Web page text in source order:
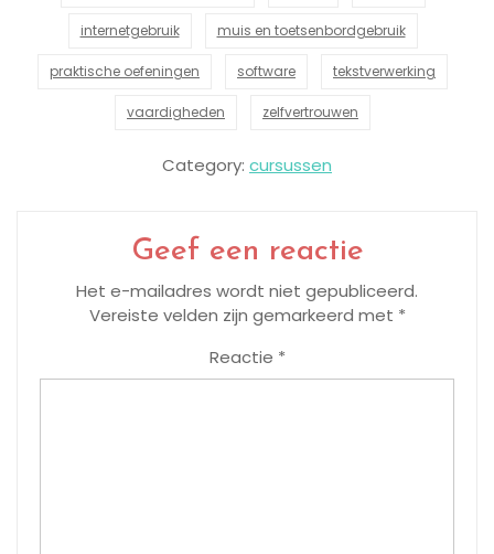
internetgebruik muis en toetsenbordgebruik
praktische oefeningen software tekstverwerking
vaardigheden zelfvertrouwen
Category: cursussen
Geef een reactie
Het e-mailadres wordt niet gepubliceerd.
Vereiste velden zijn gemarkeerd met *
Reactie *